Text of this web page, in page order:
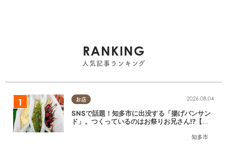
RANKING
人気記事ランキング
お店
知多市
2026.08.04
SNSで話題！知多市に出没する「揚げパンサン
ド」。つくっているのはお祭りお兄さん!?【ち